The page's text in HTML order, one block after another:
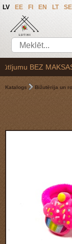
LV EE FI EN LT SE
BEZ MAKSAS
Katalogs Bižutērija un